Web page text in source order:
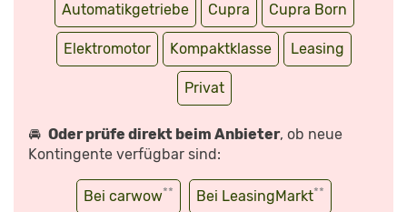
Automatikgetriebe Cupra Cupra Born
Elektromotor Kompaktklasse Leasing
Privat
🚘 Oder prüfe direkt beim Anbieter, ob neue
Kontingente verfügbar sind:
Bei carwow** Bei LeasingMarkt**